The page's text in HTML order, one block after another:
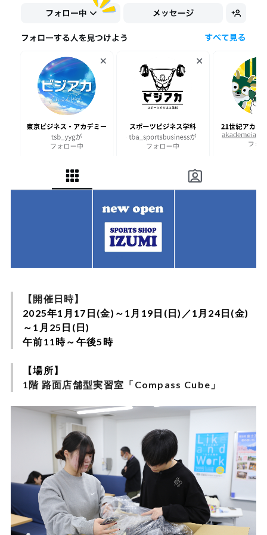
【開催日時】
2025年1月17日(金)～1月19日(日)／1月24日(金)
～1月25日(日)
午前11時～午後5時
【場所】
1階 路面店舗型実習室「Compass Cube」